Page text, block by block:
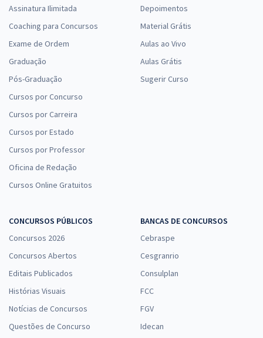
Assinatura Ilimitada
Coaching para Concursos
Exame de Ordem
Graduação
Pós-Graduação
Cursos por Concurso
Cursos por Carreira
Cursos por Estado
Cursos por Professor
Oficina de Redação
Cursos Online Gratuitos
Depoimentos
Material Grátis
Aulas ao Vivo
Aulas Grátis
Sugerir Curso
CONCURSOS PÚBLICOS
Concursos 2026
Concursos Abertos
Editais Publicados
Histórias Visuais
Notícias de Concursos
Questões de Concurso
BANCAS DE CONCURSOS
Cebraspe
Cesgranrio
Consulplan
FCC
FGV
Idecan